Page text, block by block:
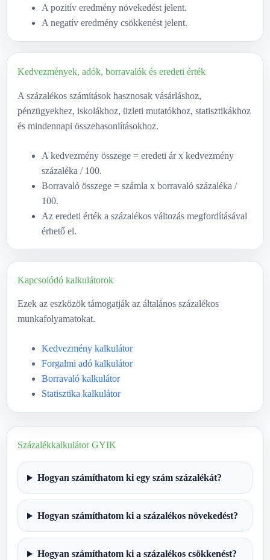
A pozitív eredmény növekedést jelent.
A negatív eredmény csökkenést jelent.
Kedvezmények, adók, borravalók és eredeti érték
A százalékos számítások hasznosak vásárláshoz,
pénzügyekhez, iskolákhoz, üzleti mutatókhoz, statisztikákhoz
és mindennapi összehasonlításokhoz.
A kedvezmény összege = eredeti ár x kedvezmény
százaléka / 100.
Borravaló összege = számla x borravaló százaléka /
100.
Az eredeti érték a százalékos változás megfordításával
érhető el.
Kapcsolódó kalkulátorok
Ezek az eszközök támogatják az általános százalékos
munkafolyamatokat.
Kedvezmény kalkulátor
Forgalmi adó kalkulátor
Borravaló kalkulátor
Statisztika kalkulátor
Százalékkalkulátor GYIK
Hogyan számíthatom ki egy szám százalékát?
Hogyan számíthatom ki a százalékos növekedést?
Hogyan számíthatom ki a százalékos csökkenést?